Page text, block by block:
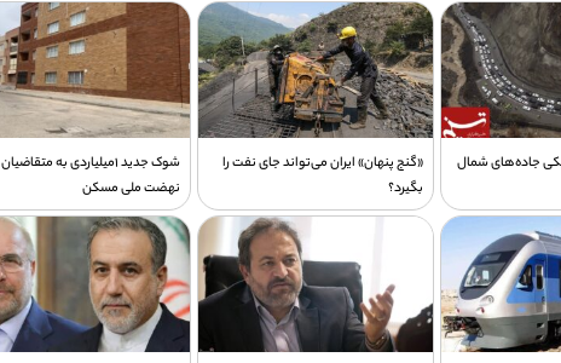
جاده‌های شمال
«گنج پنهان» ایران می‌تواند جای نفت را
بگیرد؟
شوک جدید 1میلیاردی به متقاضیان
نهضت ملی مسکن